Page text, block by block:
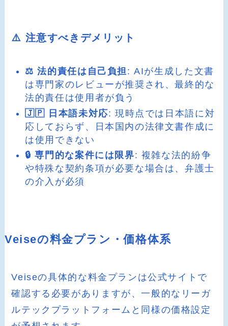
⚠️ 注意すべきデメリット
⚖️ 法的責任は自己負担: AIが生成した文書
は専門家のレビューが推奨され、最終的な
法的責任は使用者が負う
🇯🇵 日本語未対応: 現時点では日本語に対
応しておらず、日本国内の法律文書作成に
は使用できない
🔒 専門的な案件には限界: 複雑な法的紛争
や特殊な契約条項が必要な場合は、弁護士
の介入が必須
Veiseの料金プラン・価格体系
Veiseの具体的な料金プランは公式サイトで
確認する必要がありますが、一般的なリーガ
ルテックプラットフォームと同様の価格設定